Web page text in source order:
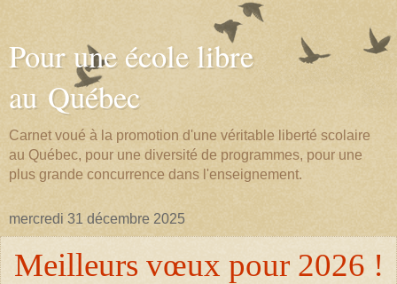
Pour une école libre
au Québec
Carnet voué à la promotion d'une véritable liberté scolaire
au Québec, pour une diversité de programmes, pour une
plus grande concurrence dans l'enseignement.
mercredi 31 décembre 2025
Meilleurs vœux pour 2026 !